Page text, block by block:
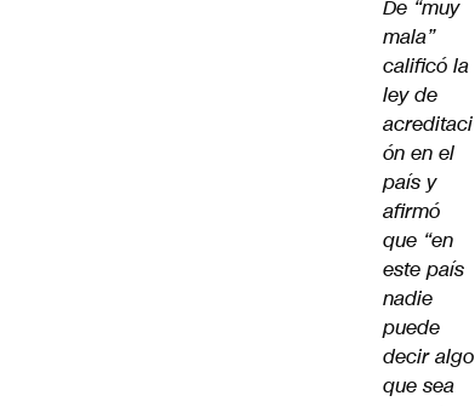
De “muy
mala”
calificó la
ley de
acreditaci
ón en el
país y
afirmó
que “en
este país
nadie
puede
decir algo
que sea